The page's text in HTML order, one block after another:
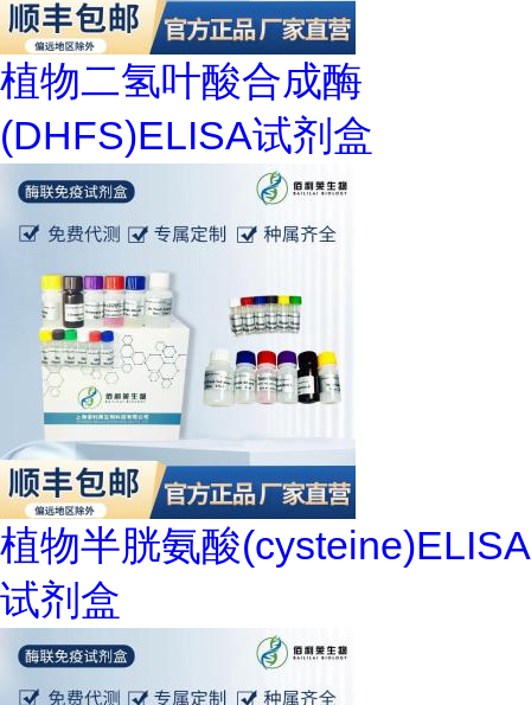
植物二氢叶酸合成酶
(DHFS)ELISA试剂盒
植物半胱氨酸(cysteine)ELISA
试剂盒